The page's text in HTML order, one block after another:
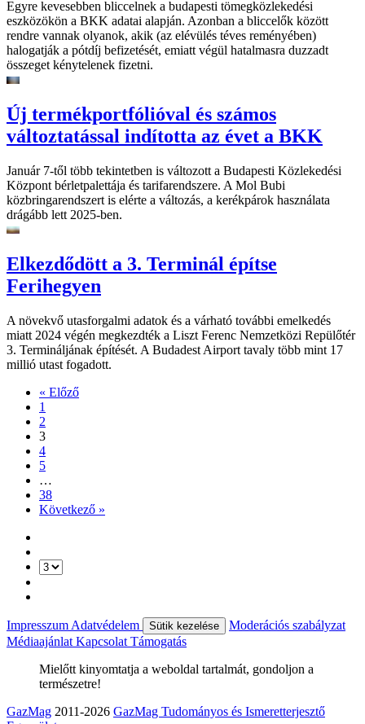
Egyre kevesebben bliccelnek a budapesti tömegközlekedési
eszközökön a BKK adatai alapján. Azonban a bliccelők között
rendre vannak olyanok, akik (az elévülés téves reményében)
halogatják a pótdíj befizetését, emiatt végül hatalmasra duzzadt
összeget kénytelenek fizetni.
Új termékportfólióval és számos
változtatással indította az évet a BKK
Január 7-től több tekintetben is változott a Budapesti Közlekedési
Központ bérletpalettája és tarifarendszere. A Mol Bubi
közbringarendszert is elérte a változás, a kerékpárok használata
drágább lett 2025-ben.
Elkezdődött a 3. Terminál építse
Ferihegyen
A növekvő utasforgalmi adatok és a várható további emelkedés
miatt 2024 végén megkezdték a Liszt Ferenc Nemzetközi Repülőtér
3. Termináljának építését. A Budadest Airport tavaly több mint 17
millió utast fogadott.
« Előző
1
2
3
4
5
…
38
Következő »
Impresszum Adatvédelem Sütik kezelése
Moderációs szabályzat
Médiaajánlat Kapcsolat Támogatás
Mielőtt kinyomtatja a weboldal tartalmát, gondoljon a
természetre!
GazMag 2011-2026 GazMag Tudományos és Ismeretterjesztő